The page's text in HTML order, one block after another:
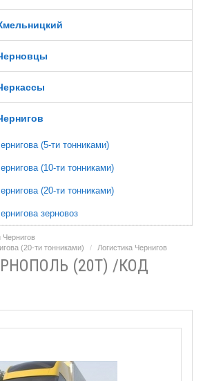
(5-ти тонниками)
(10-ти тонниками)
(20-ти тонниками)
зерновоз
Чернигов
(20-ти тонниками)
Логистика Чернигов
(20Т) /КОД